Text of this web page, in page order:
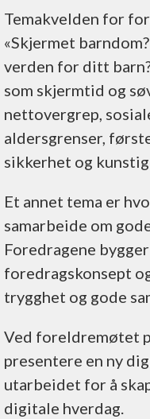
Temakvelden for
«Skjermet
verden for ditt
som skjermtid og
nettovergrep,
aldersgrenser,
sikkerhet og
Et annet tema er
samarbeide om
Foredragene
foredragskonsept
trygghet og gode
Ved foreldremøtet
presentere en ny
utarbeidet for å
digitale hverdag.